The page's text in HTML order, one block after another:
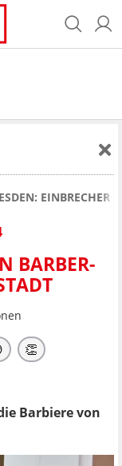
EINBRECHER
BARBER-
👏
Barbiere von